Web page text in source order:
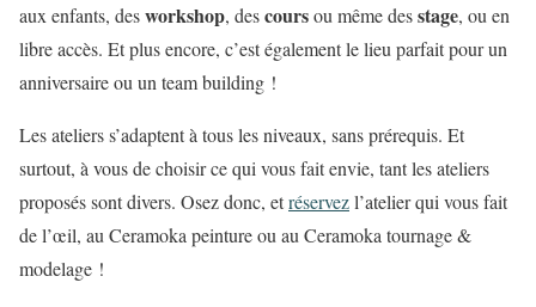
aux enfants, desworkshop, descoursou même desstage, ou en
libre accès. Et plus encore, c’est également le lieu parfait pour un
anniversaire ou un team building !
Les ateliers s’adaptent à tous les niveaux, sans prérequis. Et
surtout, à vous de choisir ce qui vous fait envie, tant les ateliers
proposés sont divers. Osez donc, etréservezl’atelier qui vous fait
de l’œil, au Ceramoka peinture ou au Ceramoka tournage &
modelage !